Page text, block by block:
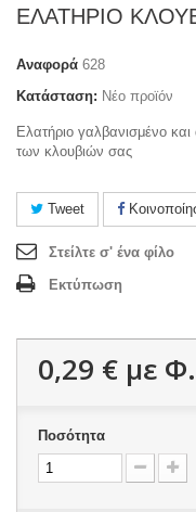
ΕΛΑΤΗΡΙΟ
Αναφορά 628
Κατάσταση: Νέο προϊόν
Ελατήριο γαλβανισμένο
των κλουβιών σας
Tweet
Στείλτε σ' ένα φίλο
Εκτύπωση
0,29 € με
Ποσότητα